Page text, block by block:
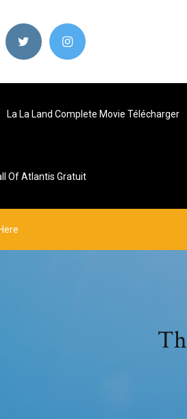
La La Land Complete Movie Télécharger
Of Atlantis Gratuit